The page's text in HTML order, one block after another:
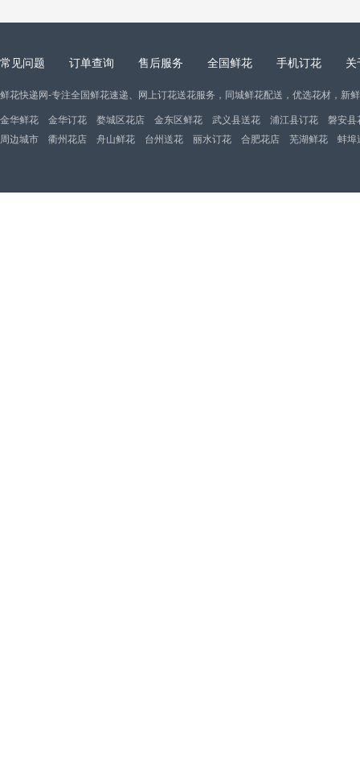
常见问题 订单查询 售后服务 全国鲜花 手机订花 关
鲜花快递网-专注全国鲜花速递、网上订花送花服务，同城鲜花配送，优选花材，新
金华鲜花 金华订花 婺城区花店 金东区鲜花 武义县送花 浦江县订花
磐安县
周边城市
衢州花店 舟山鲜花 台州送花 丽水订花 合肥花店 芜湖鲜花 蚌埠